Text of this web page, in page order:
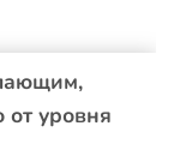
уровня